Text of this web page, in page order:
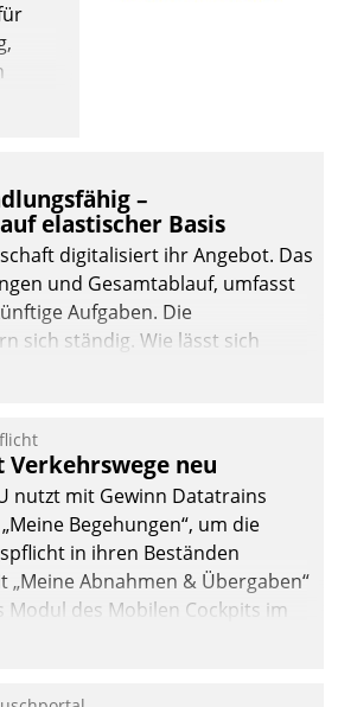
–
elastischer Basis
digitalisiert ihr Angebot. Das
und Gesamtablauf, umfasst
Aufgaben. Die
sich ständig. Wie lässt sich
wahren und zugleich Freiraum
Verkehrswege neu
nutzt mit Gewinn Datatrains
Begehungen“, um die
in ihren Beständen
„Meine Abnahmen & Übergaben“
Modul des Mobilen Cockpits im